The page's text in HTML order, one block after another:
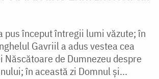
pus început întregii lumi văzute; în
Gavriil a adus vestea cea
Născătoare de Dumnezeu despre
în această zi Domnul și...